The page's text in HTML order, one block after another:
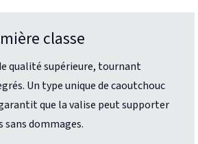
classe
qualité supérieure, tournant
Un type unique de caoutchouc
que la valise peut supporter
sans dommages.